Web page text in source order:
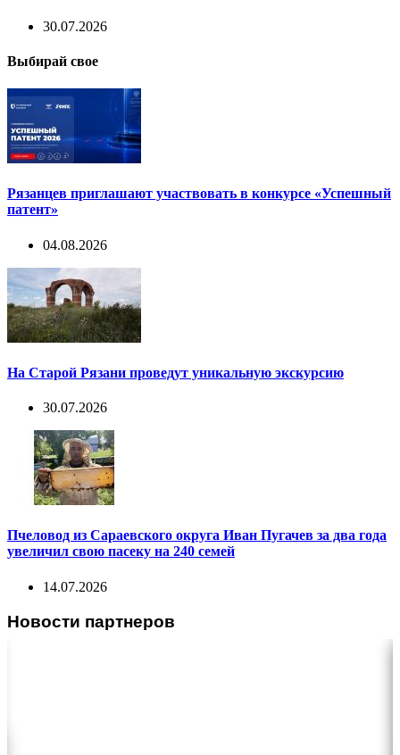
30.07.2026
Выбирай свое
Рязанцев приглашают участвовать в конкурсе «Успешный
патент»
04.08.2026
На Старой Рязани проведут уникальную экскурсию
30.07.2026
Пчеловод из Сараевского округа Иван Пугачев за два года
увеличил свою пасеку на 240 семей
14.07.2026
Новости партнеров